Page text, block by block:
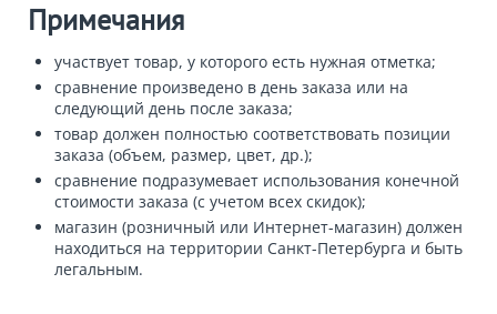
Примечания
участвует товар, у которого есть нужная отметка;
сравнение произведено в день заказа или на
следующий день после заказа;
товар должен полностью соответствовать позиции
заказа (объем, размер, цвет, др.);
сравнение подразумевает использования конечной
стоимости заказа (с учетом всех скидок);
магазин (розничный или Интернет-магазин) должен
находиться на территории Санкт-Петербурга и быть
легальным.